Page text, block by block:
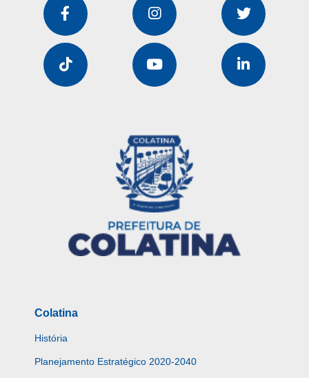
Colatina
História
Planejamento Estratégico 2020-2040